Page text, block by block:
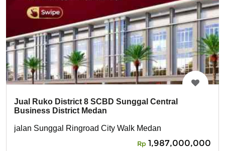
Jual Ruko District 8 SCBD Sunggal Central
Business District Medan
jalan Sunggal Ringroad City Walk Medan
Rp 1,987,000,000